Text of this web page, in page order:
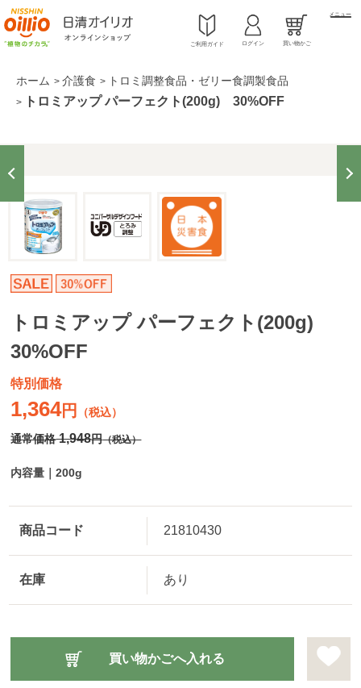
ご利用ガイド ログイン 買い物かご
メニュー
ホーム > 介護食 > トロミ調整食品・ゼリー食調製食品
> トロミアップ パーフェクト(200g) 30%OFF
トロミアップ パーフェクト(200g)
30%OFF
内容量｜200g
特別価格
1,364円 （税込）
通常価格1,948円（税込）
商品コード 21810430
在庫 あり